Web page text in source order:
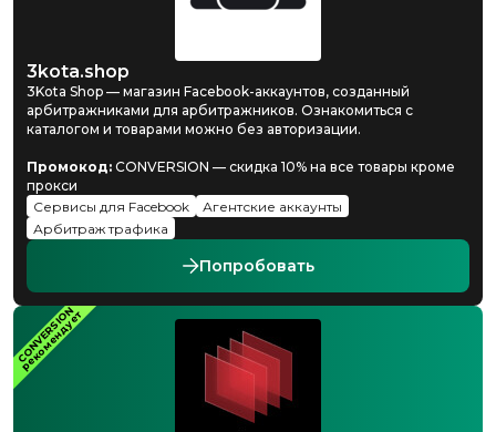
3kota.shop
3Kota Shop — магазин Facebook-аккаунтов, созданный
арбитражниками для арбитражников. Ознакомиться с
каталогом и товарами можно без авторизации.
Промокод: CONVERSION — скидка 10% на все товары кроме
прокси
Сервисы для Facebook
Агентские аккаунты
Арбитраж трафика
Попробовать
CONVERSION
рекомендует